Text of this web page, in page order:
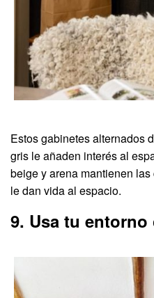
Estos gabinetes alternados
gris le añaden interés al
beige y arena mantienen
le dan vida al espacio.
9. Usa tu